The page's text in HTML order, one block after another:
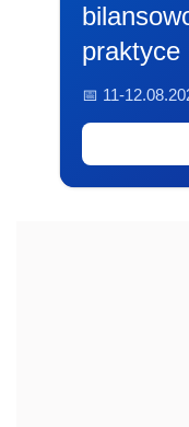
praktyce
📅 11-